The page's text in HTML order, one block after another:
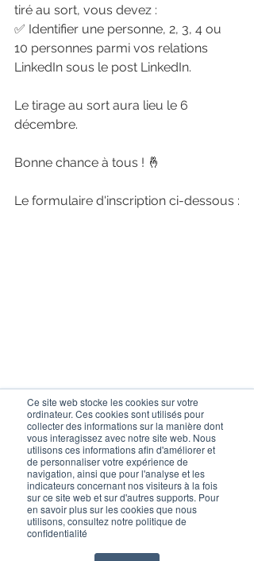
Ce site web stocke les cookies sur votre
ordinateur. Ces cookies sont utilisés pour
collecter des informations sur la manière dont
vous interagissez avec notre site web. Nous
utilisons ces informations afin d'améliorer et
de personnaliser votre expérience de
navigation, ainsi que pour l'analyse et les
indicateurs concernant nos visiteurs à la fois
sur ce site web et sur d'autres supports. Pour
en savoir plus sur les cookies que nous
utilisons, consultez notre politique de
confidentialité
tiré au sort, vous devez :
✅ Identifier une personne, 2, 3, 4 ou
10 personnes parmi vos relations
LinkedIn sous le post LinkedIn.
Le tirage au sort aura lieu le 6
décembre.
Bonne chance à tous ! 🤞
Le formulaire d'inscription ci-dessous :